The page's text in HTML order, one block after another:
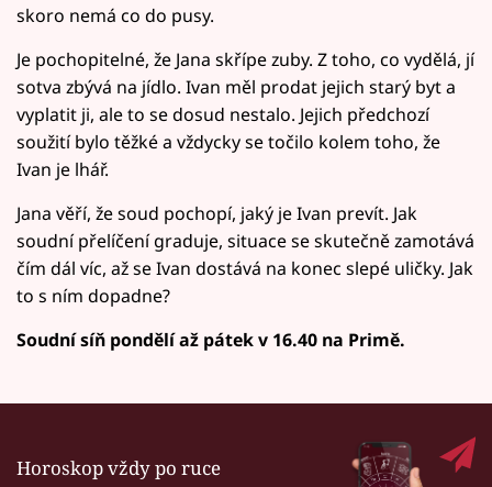
skoro nemá co do pusy.
Je pochopitelné, že Jana skřípe zuby. Z toho, co vydělá, jí
sotva zbývá na jídlo. Ivan měl prodat jejich starý byt a
vyplatit ji, ale to se dosud nestalo. Jejich předchozí
soužití bylo těžké a vždycky se točilo kolem toho, že
Ivan je lhář.
Jana věří, že soud pochopí, jaký je Ivan prevít. Jak
soudní přelíčení graduje, situace se skutečně zamotává
čím dál víc, až se Ivan dostává na konec slepé uličky. Jak
to s ním dopadne?
Soudní síň pondělí až pátek v 16.40 na Primě.
Horoskop vždy po ruce